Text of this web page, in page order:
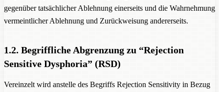
gegenüber tatsächlicher Ablehnung einerseits und die Wahrnehmung
vermeintlicher Ablehnung und Zurückweisung andererseits.
1.2. Begriffliche Abgrenzung zu “Rejection
Sensitive Dysphoria” (RSD)
Vereinzelt wird anstelle des Begriffs Rejection Sensitivity in Bezug